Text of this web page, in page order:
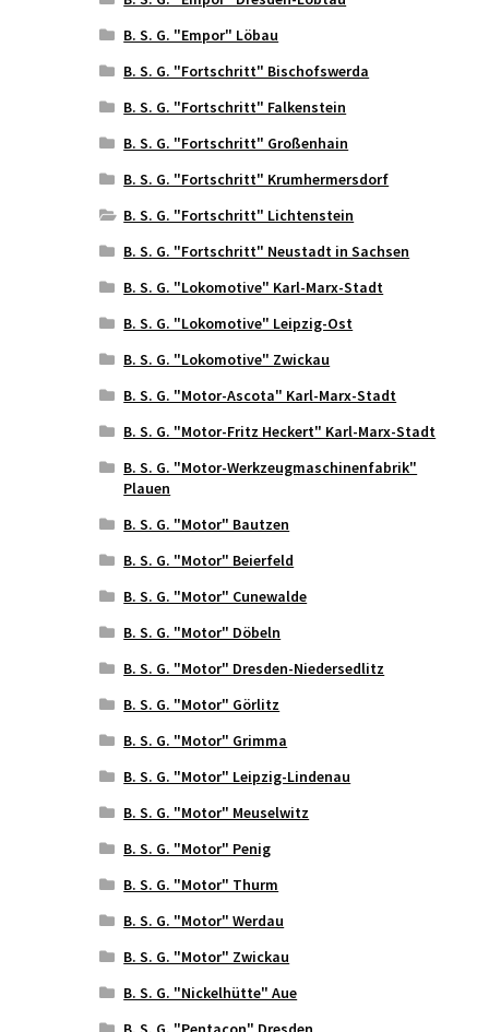
B. S. G. "Empor" Löbau
B. S. G. "Fortschritt" Bischofswerda
B. S. G. "Fortschritt" Falkenstein
B. S. G. "Fortschritt" Großenhain
B. S. G. "Fortschritt" Krumhermersdorf
B. S. G. "Fortschritt" Lichtenstein
B. S. G. "Fortschritt" Neustadt in Sachsen
B. S. G. "Lokomotive" Karl-Marx-Stadt
B. S. G. "Lokomotive" Leipzig-Ost
B. S. G. "Lokomotive" Zwickau
B. S. G. "Motor-Ascota" Karl-Marx-Stadt
B. S. G. "Motor-Fritz Heckert" Karl-Marx-Stadt
B. S. G. "Motor-Werkzeugmaschinenfabrik"
Plauen
B. S. G. "Motor" Bautzen
B. S. G. "Motor" Beierfeld
B. S. G. "Motor" Cunewalde
B. S. G. "Motor" Döbeln
B. S. G. "Motor" Dresden-Niedersedlitz
B. S. G. "Motor" Görlitz
B. S. G. "Motor" Grimma
B. S. G. "Motor" Leipzig-Lindenau
B. S. G. "Motor" Meuselwitz
B. S. G. "Motor" Penig
B. S. G. "Motor" Thurm
B. S. G. "Motor" Werdau
B. S. G. "Motor" Zwickau
B. S. G. "Nickelhütte" Aue